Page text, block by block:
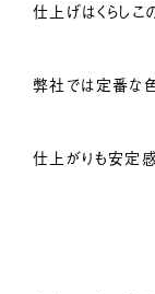
仕上げはくらしこ
弊社では定番な色
仕上がりも安定